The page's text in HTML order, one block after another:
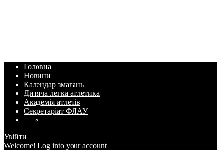
Головна
Новини
Календар змагань
Дитяча легка атлетика
Академія атлетів
Секретаріат ФЛАУ
Увійти
Welcome! Log into your account